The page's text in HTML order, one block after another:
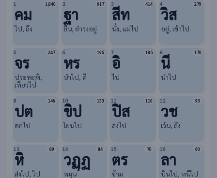
1 1,840
คม
ไป, ถึง
2 617
ฐา
ยืน, ดำรงอยู่
3 414
สีท
นั่ง, แผ่ไป
4 279
วิส
อยู่, เข้าไป
5 247
จร
ประพฤติ,
เที่ยวไป
6 196
หร
นำไป, ตี
7 185
อิ
ไป
8 170
นี
นำไป
9 146
ปต
ตกไป
10 133
ขิป
โยนไป
11 110
ปิส
ส่งไป
12 93
วช
เว้น, ถึง
13 89
หิ
ส่งไป, ไป
14 84
วฏฺฏ
หมุน
15 70
ตร
ข้าม
16 60
ลา
บินไป, หนีไป